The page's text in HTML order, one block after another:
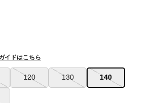
120 130 140
イドはこちら